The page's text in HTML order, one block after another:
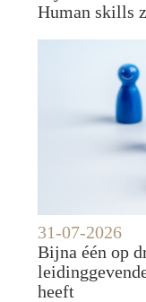
Human skills
31-07-2026
Bijna één op
heeft